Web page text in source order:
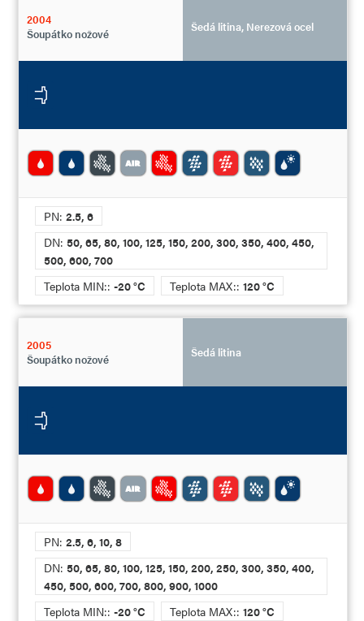
2004
Šoupátko nožové
Šedá litina, Nerezová ocel
PN:2.5, 6
DN:50, 65, 80, 100, 125, 150, 200, 300, 350, 400, 450,
500, 600, 700
Teplota MIN::-20 °C Teplota MAX::120 °C
2005
Šoupátko nožové
Šedá litina
PN:2.5, 6, 10, 8
DN:50, 65, 80, 100, 125, 150, 200, 250, 300, 350, 400,
450, 500, 600, 700, 800, 900, 1000
Teplota MIN::-20 °C Teplota MAX::120 °C